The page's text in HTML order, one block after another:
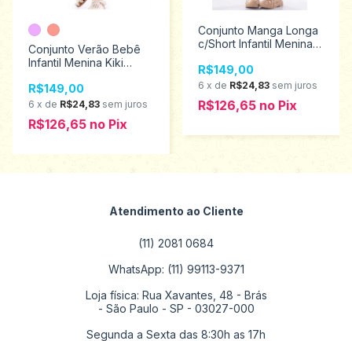
Conjunto Verão Bebê
Infantil Menina Kiki
1500021
R$149,00
6 x de R$24,83 sem juros
R$126,65 no Pix
Conjunto Manga Longa
c/Short Infantil Menina
ao 4 2500037
R$149,00
6 x de R$24,83 sem juros
R$126,65 no Pix
Atendimento ao Cliente
(11) 2081 0684
WhatsApp: (11) 99113-9371
Loja física: Rua Xavantes, 48 - Brás
- São Paulo - SP - 03027-000
Segunda a Sexta das 8:30h as 17h